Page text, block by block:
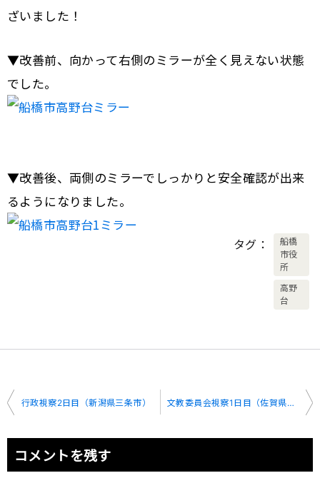
ざいました！
▼改善前、向かって右側のミラーが全く見えない状態
でした。
▼改善後、両側のミラーでしっかりと安全確認が出来
るようになりました。
タグ
船橋
市役
所
高野
台
投
ビ
行政視察2日目（新潟県三条市） 文教委員会視察1日目（佐賀県伊万里市）
コメントを残す